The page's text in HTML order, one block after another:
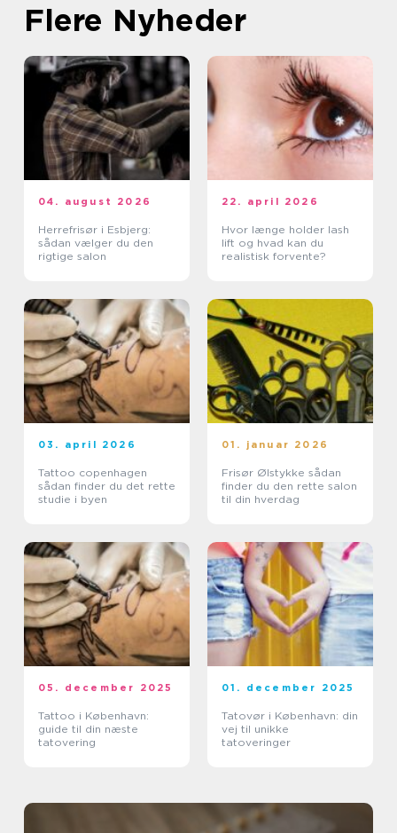
Flere Nyheder
04. august 2026
Herrefrisør i Esbjerg:
sådan vælger du den
rigtige salon
22. april 2026
Hvor længe holder lash
lift og hvad kan du
realistisk forvente?
03. april 2026
Tattoo copenhagen
sådan finder du det rette
studie i byen
01. januar 2026
Frisør Ølstykke sådan
finder du den rette salon
til din hverdag
05. december 2025
Tattoo i København:
guide til din næste
tatovering
01. december 2025
Tatovør i København: din
vej til unikke
tatoveringer